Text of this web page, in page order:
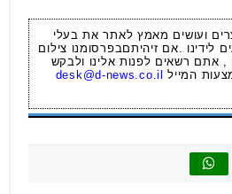
ועושים מאמץ לאתר את בעלי
לידינו .אם זיהיתםבפרסומנו צילום
, אתם רשאים לפנות אלינו ולבקש
המייל
desk@d-news.co.il